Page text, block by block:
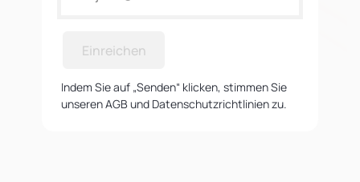
Einreichen
Indem Sie auf „Senden“ klicken, stimmen Sie
unseren AGB und Datenschutzrichtlinien zu.